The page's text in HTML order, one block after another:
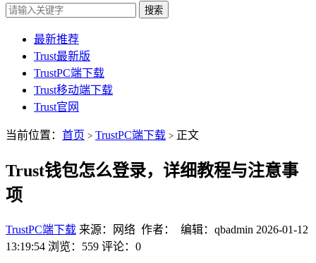
搜索
最新推荐
Trust最新版
TrustPC端下载
Trust移动端下载
Trust官网
当前位置： 首页 > TrustPC端下载 > 正文
Trust钱包怎么登录，详细教程与注意事
项
TrustPC端下载 来源：网络 作者： 编辑：qbadmin 2026-01-12
13:19:54 浏览：559 评论：0